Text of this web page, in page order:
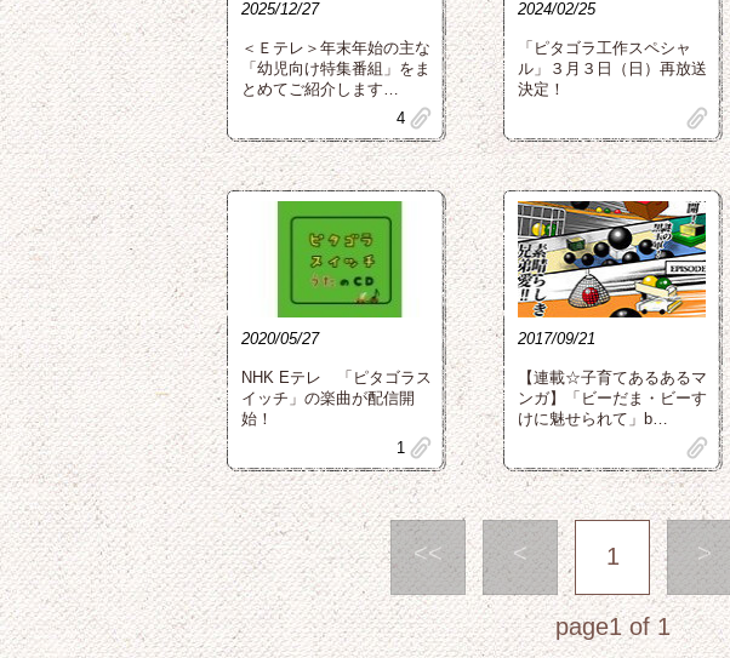
2025/12/27
＜Ｅテレ＞年末年始の主な
「幼児向け特集番組」をま
とめてご紹介します…
clip
4
2024/02/25
「ピタゴラ工作スペシャ
ル」３月３日（日）再放送
決定！
2020/05/27
NHK Eテレ 「ピタゴラス
イッチ」の楽曲が配信開
始！
clip
1
2017/09/21
【連載☆子育てあるあるマ
ンガ】「ビーだま・ビーす
けに魅せられて」b…
<< < 1 >
page1 of 1